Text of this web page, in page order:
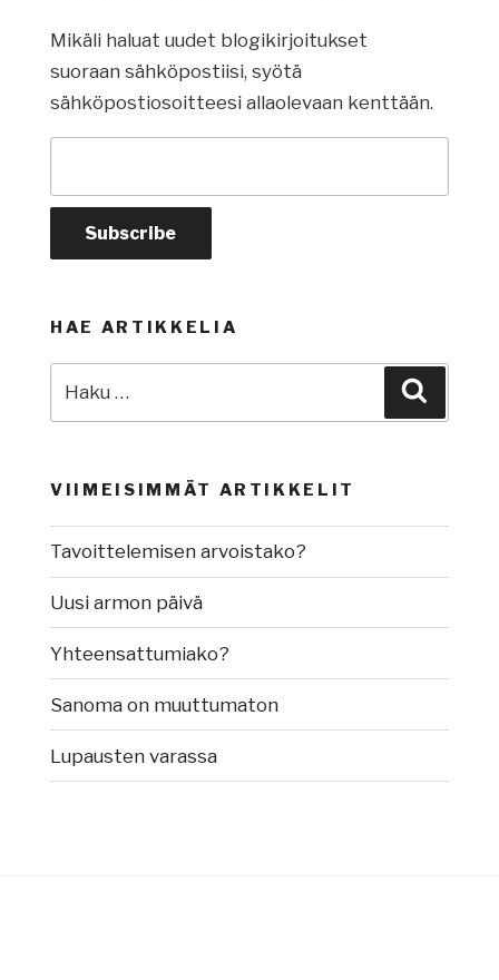
Mikäli haluat uudet blogikirjoitukset
suoraan sähköpostiisi, syötä
sähköpostiosoitteesi allaolevaan kenttään.
HAE ARTIKKELIA
VIIMEISIMMÄT ARTIKKELIT
Tavoittelemisen arvoistako?
Uusi armon päivä
Yhteensattumiako?
Sanoma on muuttumaton
Lupausten varassa